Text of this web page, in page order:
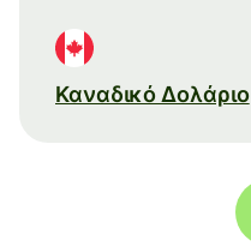
Καναδικό Δολάριο